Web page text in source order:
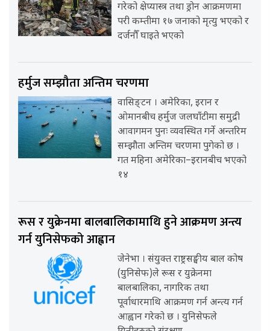
गरेको क्षेप्यास्त्र तथा ड्रोन आक्रमणमा
परी कम्तीमा १७ जनाको मृत्यु भएको र
दर्जनौँ घाइते भएको
हर्मुज सम्झौता अन्तिम चरणमा
वासिङ्टन । अमेरिका, इरान र
ओमानबीच हर्मुज जलघाँटीमा समुद्री
आवागमन पुनः व्यवस्थित गर्ने अन्तरिम
सम्झौता अन्तिम चरणमा पुगेको छ ।
गत महिना अमेरिका–इरानबीच भएको
१४
रूस र युक्रेनमा बालबालिकामाथि हुने आक्रमण अन्त्य
गर्न युनिसेफको आह्वान
जेनेभा । संयुक्त राष्ट्रसङ्घीय बाल कोष
(युनिसेफ)ले रूस र युक्रेनमा
बालबालिका, नागरिक तथा
पूर्वाधारमाथि आक्रमण गर्न अन्त्य गर्न
आह्वान गरेको छ । युनिसेफले